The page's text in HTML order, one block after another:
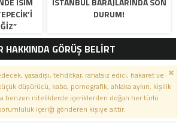
DURUM!
HAKKINDA GÖRÜŞ BELİRT
yasadışı, tehditkar, rahatsız edici, hakaret ve
düşürücü, kaba, pornografik, ahlaka aykırı, kişilik
benzeri niteliklerde içeriklerden doğan her türlü
içeriği gönderen kişiye aittir.